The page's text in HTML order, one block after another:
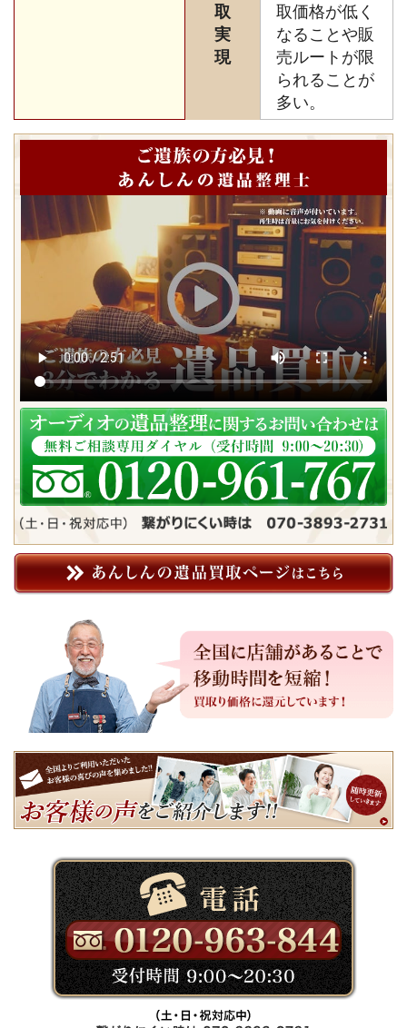
取
実
現
取価格が低く
なることや販
売ルートが限
られることが
多い。